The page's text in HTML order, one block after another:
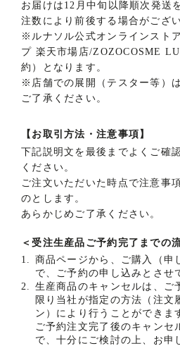
細
お届けは12月中旬以降順次発送
注数により前後する場合がござ
※ ルナソル公式オンラインスト
プ 楽天市場店/ZOZOCOSME
約）となります。
※ 店舗での展開（テスター等）
ご了承ください。
【お取引方法・注意事項】
下記説明文を最後までよくご確
ください。
ご注文いただいた時点で注意事
のとします。
あらかじめご了承ください。
＜受注生産品ご予約完了までの
1. 商品ページから、ご購入（申
で、ご予約の申し込みとさせ
2. 生産商品のキャンセルは、ご
限り当社が指定の方法（注文
ン）により行うことができま
ご予約注文完了後のキャンセ
で、十分にご検討の上、お申